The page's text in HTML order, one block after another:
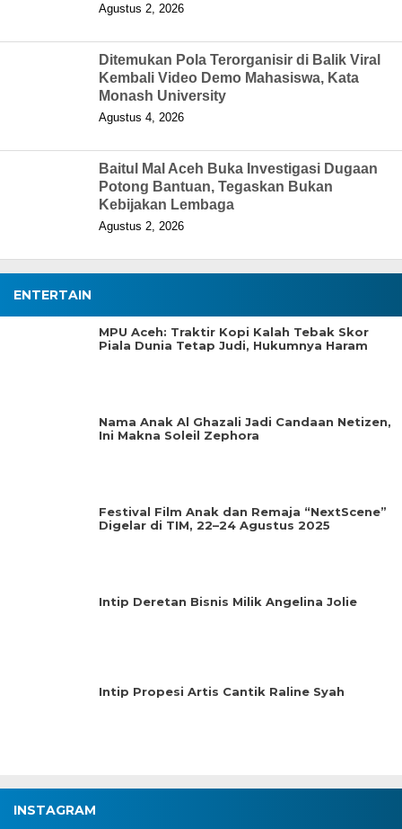
Agustus 2, 2026
Ditemukan Pola Terorganisir di Balik Viral
Kembali Video Demo Mahasiswa, Kata
Monash University
Agustus 4, 2026
Baitul Mal Aceh Buka Investigasi Dugaan
Potong Bantuan, Tegaskan Bukan
Kebijakan Lembaga
Agustus 2, 2026
ENTERTAIN
MPU Aceh: Traktir Kopi Kalah Tebak Skor
Piala Dunia Tetap Judi, Hukumnya Haram
Nama Anak Al Ghazali Jadi Candaan Netizen,
Ini Makna Soleil Zephora
Festival Film Anak dan Remaja “NextScene”
Digelar di TIM, 22–24 Agustus 2025
Intip Deretan Bisnis Milik Angelina Jolie
Intip Propesi Artis Cantik Raline Syah
INSTAGRAM